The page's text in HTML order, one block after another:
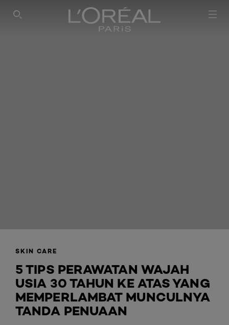
SEARCH THIS SITE
SKIN CARE
5 TIPS PERAWATAN WAJAH
USIA 30 TAHUN KE ATAS YANG
MEMPERLAMBAT MUNCULNYA
TANDA PENUAAN